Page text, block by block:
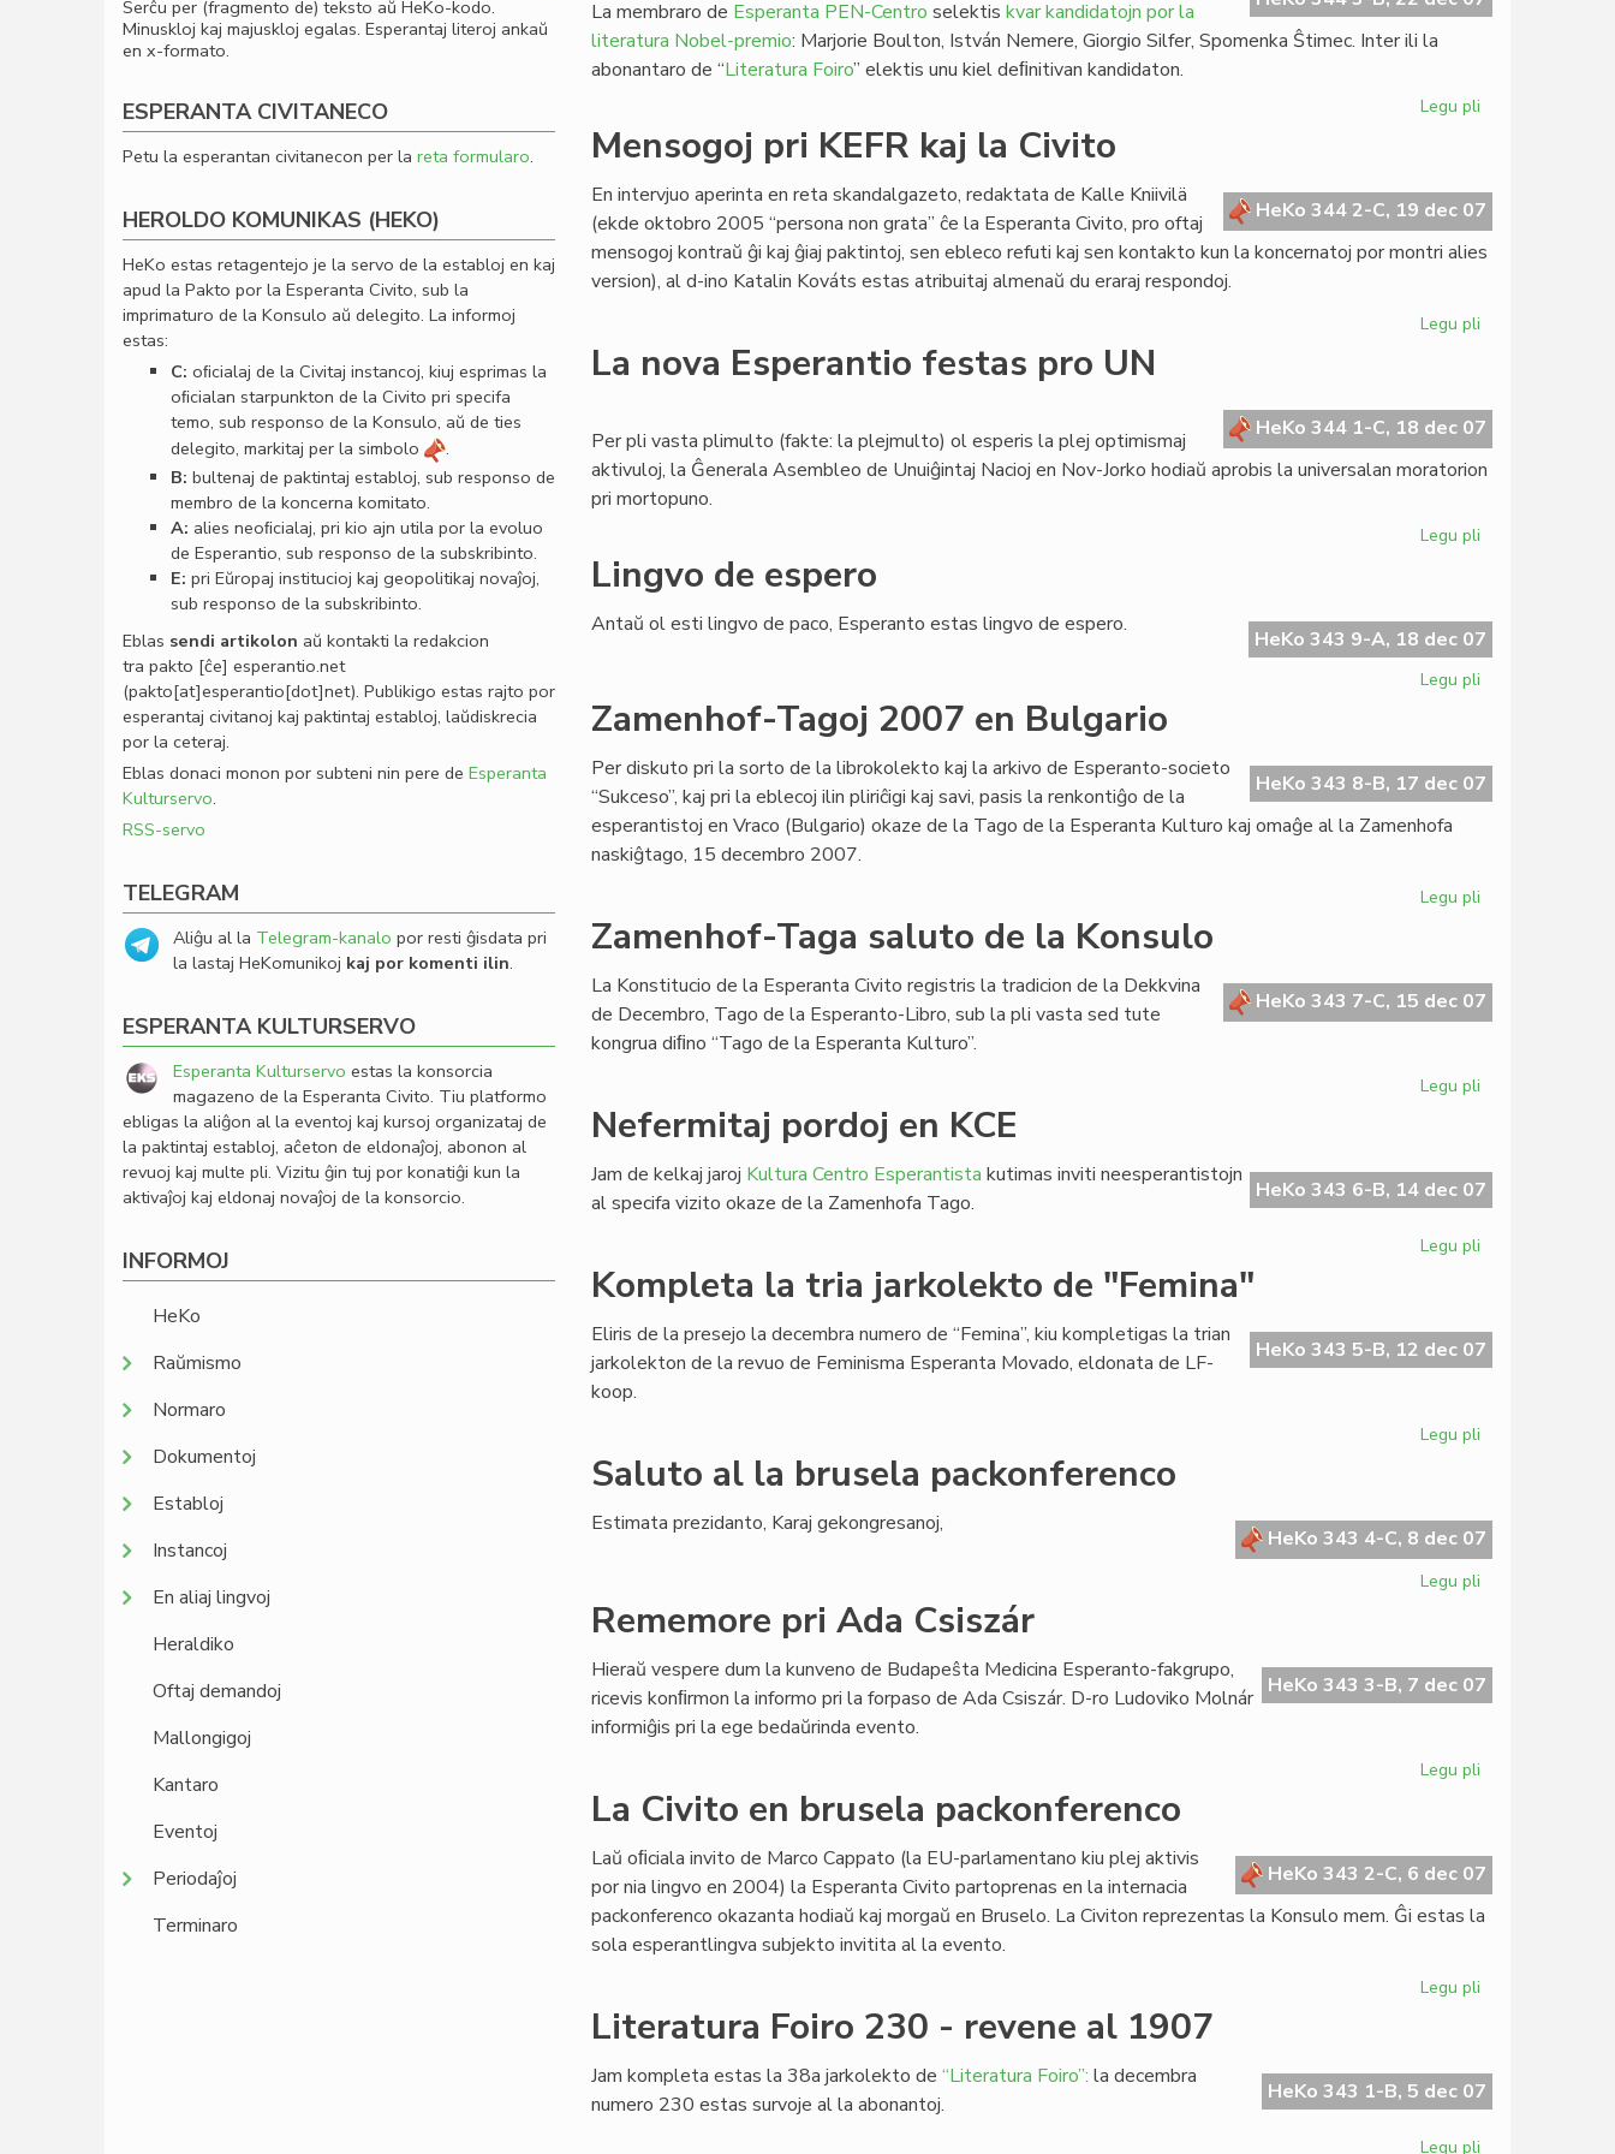
La membraro de Esperanta PEN-Centro selektis kvar kandidatojn por la
literatura Nobel-premio: Marjorie Boulton, István Nemere, Giorgio Silfer, Spomenka Ŝtimec. Inter ili la
abonantaro de “Literatura Foiro” elektis unu kiel deﬁnitivan kandidaton.
Legu pli
la
literatura
Nobelo
Mensogoj pri KEFR kaj la Civito
HeKo 344 2-C, 19 dec 07
En intervjuo aperinta en reta skandalgazeto, redaktata de Kalle Kniivilä
(ekde oktobro 2005 “persona non grata” ĉe la Esperanta Civito, pro oftaj
mensogoj kontraŭ ĝi kaj ĝiaj paktintoj, sen ebleco refuti kaj sen kontakto kun la koncernatoj por montri alies
version), al d-ino Katalin Kováts estas atribuitaj almenaŭ du eraraj respondoj.
Legu pli
kaj
la
Civito
La nova Esperantio festas pro UN
HeKo 344 1-C, 18 dec 07
Per pli vasta plimulto (fakte: la plejmulto) ol esperis la plej optimismaj
aktivuloj, la Ĝenerala Asembleo de Unuiĝintaj Nacioj en Nov-Jorko hodiaŭ aprobis la universalan moratorion
pri mortopuno.
Legu pli
festas
pro
Lingvo de espero
HeKo 343 9-A, 18 dec 07
Antaŭ ol esti lingvo de paco, Esperanto estas lingvo de espero.
Legu pli
Zamenhof-Tagoj 2007 en Bulgario
HeKo 343 8-B, 17 dec 07
Per diskuto pri la sorto de la librokolekto kaj la arkivo de Esperanto-societo
“Sukceso”, kaj pri la eblecoj ilin pliriĉigi kaj savi, pasis la renkontiĝo de la
esperantistoj en Vraco (Bulgario) okaze de la Tago de la Esperanta Kulturo kaj omaĝe al la Zamenhofa
naskiĝtago, 15 decembro 2007.
Legu pli
en
Bulgario
Zamenhof-Taga saluto de la Konsulo
HeKo 343 7-C, 15 dec 07
La Konstitucio de la Esperanta Civito registris la tradicion de la Dekkvina
de Decembro, Tago de la Esperanto-Libro, sub la pli vasta sed tute
kongrua diﬁno “Tago de la Esperanta Kulturo”.
Legu pli
de
la
Nefermitaj pordoj en KCE
HeKo 343 6-B, 14 dec 07
Jam de kelkaj jaroj Kultura Centro Esperantista kutimas inviti neesperantistojn
al specifa vizito okaze de la Zamenhofa Tago.
Legu pli
KCE
Kompleta la tria jarkolekto de "Femina"
HeKo 343 5-B, 12 dec 07
Eliris de la presejo la decembra numero de “Femina”, kiu kompletigas la trian
jarkolekton de la revuo de Feminisma Esperanta Movado, eldonata de LF-
koop.
Legu pli
jarkolekto
de
Saluto al la brusela packonferenco
HeKo 343 4-C, 8 dec 07
Estimata prezidanto, Karaj gekongresanoj,
Legu pli
brusela
packonferenco
Rememore pri Ada Csiszár
HeKo 343 3-B, 7 dec 07
Hieraŭ vespere dum la kunveno de Budapeŝta Medicina Esperanto-fakgrupo,
ricevis konﬁrmon la informo pri la forpaso de Ada Csiszár. D-ro Ludoviko Molnár
informiĝis pri la ege bedaŭrinda evento.
Legu pli
Csiszár
La Civito en brusela packonferenco
HeKo 343 2-C, 6 dec 07
Laŭ oﬁciala invito de Marco Cappato (la EU-parlamentano kiu plej aktivis
por nia lingvo en 2004) la Esperanta Civito partoprenas en la internacia
packonferenco okazanta hodiaŭ kaj morgaŭ en Bruselo. La Civiton reprezentas la Konsulo mem. Ĝi estas la
sola esperantlingva subjekto invitita al la evento.
Legu pli
brusela
packonferenco
Literatura Foiro 230 - revene al 1907
HeKo 343 1-B, 5 dec 07
Jam kompleta estas la 38a jarkolekto de “Literatura Foiro”: la decembra
numero 230 estas survoje al la abonantoj.
Legu pli
Serĉu per (fragmento de) teksto aŭ HeKo-kodo.
Minuskloj kaj majuskloj egalas. Esperantaj literoj ankaŭ
en x-formato.
ESPERANTA CIVITANECO
Petu la esperantan civitanecon per la reta formularo.
HEROLDO KOMUNIKAS (HEKO)
HeKo estas retagentejo je la servo de la establoj en kaj
apud la Pakto por la Esperanta Civito, sub la
imprimaturo de la Konsulo aŭ delegito. La informoj
estas:
C: oﬁcialaj de la Civitaj instancoj, kiuj esprimas la
oﬁcialan starpunkton de la Civito pri specifa
temo, sub responso de la Konsulo, aŭ de ties
delegito, markitaj per la simbolo
.
B: bultenaj de paktintaj establoj, sub responso de
membro de la koncerna komitato.
A: alies neoﬁcialaj, pri kio ajn utila por la evoluo
de Esperantio, sub responso de la subskribinto.
E: pri Eŭropaj institucioj kaj geopolitikaj novaĵoj,
sub responso de la subskribinto.
Eblas sendi artikolon aŭ kontakti la redakcion
tra pakto [ĉe] esperantio.net
(pakto[at]esperantio[dot]net). Publikigo estas rajto por
esperantaj civitanoj kaj paktintaj establoj, laŭdiskrecia
por la ceteraj.
Eblas donaci monon por subteni nin pere de Esperanta
Kulturservo.
RSS-servo
TELEGRAM
Aliĝu al la Telegram-kanalo por resti ĝisdata pri
la lastaj HeKomunikoj kaj por komenti ilin.
ESPERANTA KULTURSERVO
Esperanta Kulturservo estas la konsorcia
magazeno de la Esperanta Civito. Tiu platformo
ebligas la aliĝon al la eventoj kaj kursoj organizataj de
la paktintaj establoj, aĉeton de eldonaĵoj, abonon al
revuoj kaj multe pli. Vizitu ĝin tuj por konatiĝi kun la
aktivaĵoj kaj eldonaj novaĵoj de la konsorcio.
INFORMOJ
HeKo
Raŭmismo
Normaro
Dokumentoj
Establoj
Instancoj
En aliaj lingvoj
Heraldiko
Oftaj demandoj
Mallongigoj
Kantaro
Eventoj
Periodaĵoj
Terminaro